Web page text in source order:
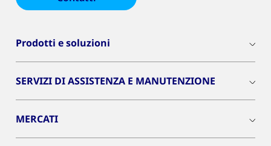
Prodotti e soluzioni
SERVIZI DI ASSISTENZA E MANUTENZIONE
MERCATI